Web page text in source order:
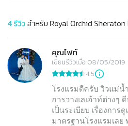
4รีวิวสำหรับ Royal Orchid
คุณไฟท์
เขียนรีวิวเมื่อ 08/05/2019
4.5
โรงแรมดีครับ วิวแม่น้
การวางเลเอ้าท์ต่างๆ
เป็นระเบียบ เรื่องการ
มาตรฐานโรงแรมเลย